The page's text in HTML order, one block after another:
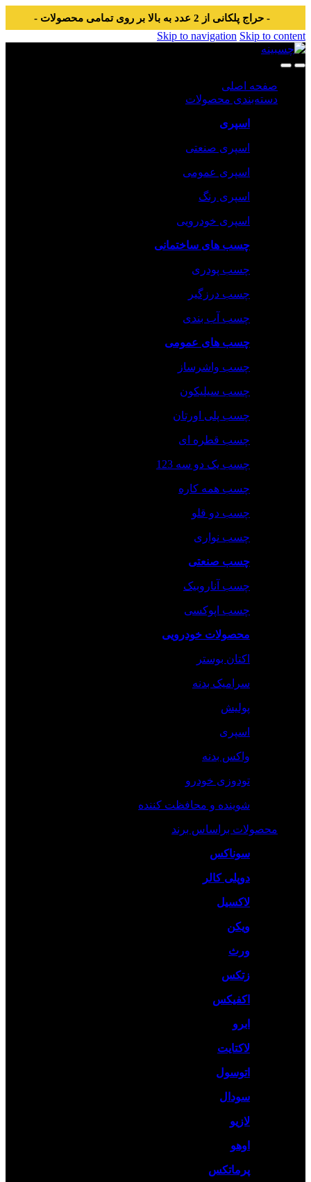
- حراج پلکانی از 2 عدد به بالا بر روی تمامی محصولات -
Skip to navigation Skip to content
صفحه اصلی
دسته‌بندی محصولات
اسپری
اسپری صنعتی
اسپری عمومی
اسپری رنگ
اسپری خودرویی
چسب های ساختمانی
چسب پودری
چسب درزگیر
چسب آب بندی
چسب های عمومی
چسب واشرساز
چسب سیلیکون
چسب پلی اورتان
چسب قطره ای
چسب یک دو سه 123
چسب همه کاره
چسب دو قلو
چسب نواری
چسب صنعتی
چسب‌ آناروبیک
چسب‌ اپوکسی
محصولات خودرویی
اکتان بوستر
سرامیک بدنه
پولیش
اسپری
واکس بدنه
تودوزی خودرو
شوینده و محافظت کننده
محصولات براساس برند
سوناکس
دوپلی کالر
لاکسیل
ویکن
ورث
زتکس
اکفیکس
ابرو
لاکتایت
اتوسول
سودال
لازیو
اوهو
پرماتکس